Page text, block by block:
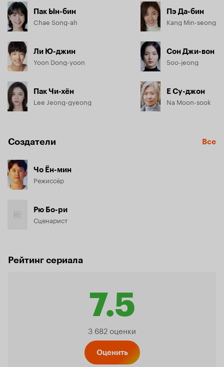
Пак Ын-бин
Chae Song-ah
Ли Ю-джин
Yoon Dong-yoon
Пак Чи-хён
Lee Jeong-gyeong
Пэ Да-бин
Kang Min-seong
Сон Джи-вон
Soo-jeong
Е Су-джон
Na Moon-sook
Создатели Все
Чо Ён-мин
Режиссёр
Рю Бо-ри
Сценарист
Рейтинг сериала
7.5
Рейтинг
3 682 оценки
Оценить